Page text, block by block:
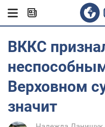
ВККС
Верховном
значит